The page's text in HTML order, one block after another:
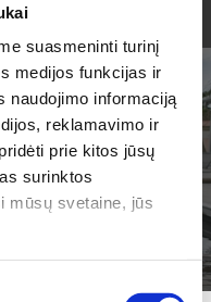
suasmeninti turinį
medijos funkcijas ir
naudojimo informaciją
reklamavimo ir
prie kitos jūsų
surinktos
mūsų svetaine, jūs
keistis priklausomai
metu.
kambaryje
pasas arba